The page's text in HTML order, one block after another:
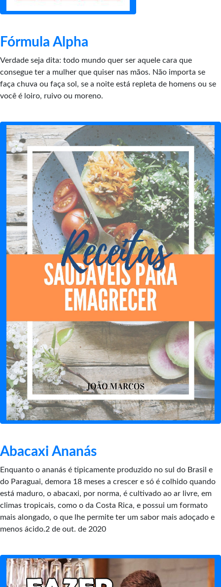
Fórmula Alpha
Verdade seja dita: todo mundo quer ser aquele cara que
consegue ter a mulher que quiser nas mãos. Não importa se
faça chuva ou faça sol, se a noite está repleta de homens ou se
você é loiro, ruivo ou moreno.
Abacaxi Ananás
Enquanto o ananás é tipicamente produzido no sul do Brasil e
do Paraguai, demora 18 meses a crescer e só é colhido quando
está maduro, o abacaxi, por norma, é cultivado ao ar livre, em
climas tropicais, como o da Costa Rica, e possui um formato
mais alongado, o que lhe permite ter um sabor mais adoçado e
menos ácido.2 de out. de 2020